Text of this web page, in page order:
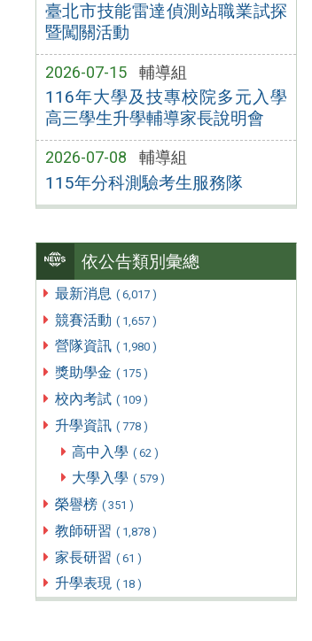
臺北市技能雷達偵測站職業試探
暨闖關活動
2026-07-15 輔導組
116年大學及技專校院多元入學
高三學生升學輔導家長說明會
2026-07-08 輔導組
115年分科測驗考生服務隊
依公告類別彙總
最新消息 ( 6,017 )
競賽活動 ( 1,657 )
營隊資訊 ( 1,980 )
獎助學金 ( 175 )
校內考試 ( 109 )
升學資訊 ( 778 )
高中入學 ( 62 )
大學入學 ( 579 )
榮譽榜 ( 351 )
教師研習 ( 1,878 )
家長研習 ( 61 )
升學表現 ( 18 )